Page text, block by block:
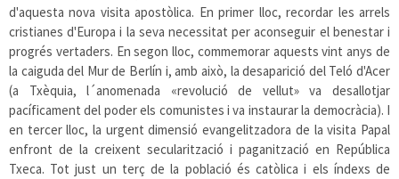
d'aquesta nova visita apostòlica. En primer lloc, recordar les arrels
cristianes d'Europa i la seva necessitat per aconseguir el benestar i
progrés vertaders. En segon lloc, commemorar aquests vint anys de
la caiguda del Mur de Berlín i, amb això, la desaparició del Teló d'Acer
(a Txèquia, l´anomenada «revolució de vellut» va desallotjar
pacíficament del poder els comunistes i va instaurar la democràcia). I
en tercer lloc, la urgent dimensió evangelitzadora de la visita Papal
enfront de la creixent secularització i paganització en República
Txeca. Tot just un terç de la població és catòlica i els índexs de